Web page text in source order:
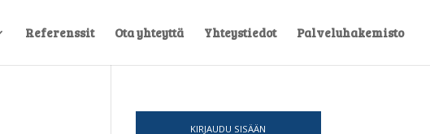
Referenssit Ota yhteyttä Yhteystiedot Palveluhakemisto
KIRJAUDU SISÄÄN